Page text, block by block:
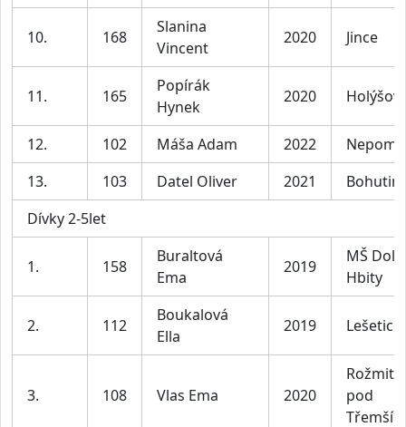
10. 168
Slanina
Vincent
2020 Jince
11. 165
Popírák
Hynek
2020 Holýšov
12. 102 Máša Adam 2022
13.
103 Datel Oliver 2021
Bohutin
Dívky 2-5let
1. 158
Buraltová
Ema
2019
MŠ
Hbity
2. 112
Boukalová
Ella
2019 Lešetice
3. 108 Vlas Ema 2020
Rožmitál
pod